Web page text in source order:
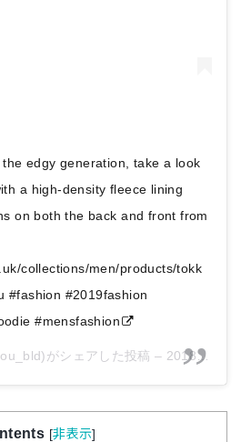
edgy generation, take a look
a high-density fleece lining
on both the back and front from
collections/men/products/tokk
#fashion #2019fashion
#mensfashion
がシェアした投稿 – 2018年11月月11日午前6時42分PST
[非表示]